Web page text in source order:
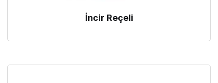
İncir Reçeli